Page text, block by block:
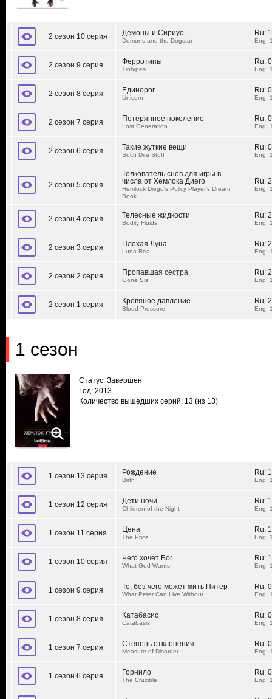
2 сезон 10 серия Демоны и Сириус
Demons and the Dogstar
Ru:
Eng:
2 сезон 9 серия Ферротипы
Tintypes
Ru:
Eng:
2 сезон 8 серия Единорог
Unicorn
Ru:
Eng:
2 сезон 7 серия Потерянное поколение
Lost Generation
Ru:
Eng:
2 сезон 6 серия Такие жуткие вещи
Such Dire Stuff
Ru:
Eng:
2 сезон 5 серия
Толкователь снов для игры в
числа от Хемлока Диего
Hemlock Diego's Policy Player's Dream
Book
Ru:
Eng:
2 сезон 4 серия Телесные жидкости
Bodily Fluids
Ru:
Eng:
2 сезон 3 серия Плохая Луна
Luna Rea
Ru:
Eng:
2 сезон 2 серия Пропавшая сестра
Gone Sis
Ru:
Eng:
2 сезон 1 серия Кровяное давление
Blood Pressure
Ru:
Eng:
1 сезон
Статус: Завершен
Год: 2013
Количество вышедших серий: 13 (из 13)
1 сезон 13 серия Рождение
Birth
Ru:
Eng:
1 сезон 12 серия Дети ночи
Children of the Night
Ru:
Eng:
1 сезон 11 серия Цена
The Price
Ru:
Eng:
1 сезон 10 серия Чего хочет Бог
What God Wants
Ru:
Eng:
1 сезон 9 серия То, без чего может жить Питер
What Peter Can Live Without
Ru:
Eng:
1 сезон 8 серия Катабасис
Catabasis
Ru:
Eng:
1 сезон 7 серия Степень отклонения
Measure of Disorder
Ru:
Eng:
1 сезон 6 серия Горнило
The Crucible
Ru:
Eng: